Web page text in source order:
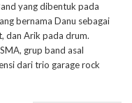
yang dibentuk pada
bernama Danu sebagai
dan Arik pada drum.
grup band asal
dari trio garage rock